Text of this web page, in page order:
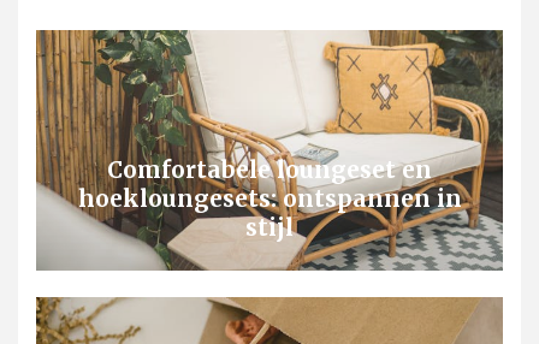
Comfortabele loungeset en
hoekloungesets: ontspannen in
stijl